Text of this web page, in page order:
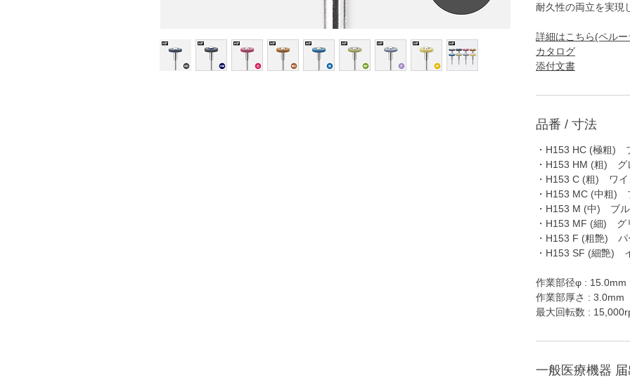
耐久性の両立を実現
詳細はこちら(ペル
カタログ
添付文書
品番 / 寸法
・H153 HC (極粗)
・H153 HM (粗) グ
・H153 C (粗) ワイ
・H153 MC (中粗)
・H153 M (中) ブ
・H153 MF (細) グ
・H153 F (粗艶) パ
・H153 SF (細艶)
作業部径φ : 15.0mm
作業部厚さ : 3.0mm
最大回転数 :
一般医療機器